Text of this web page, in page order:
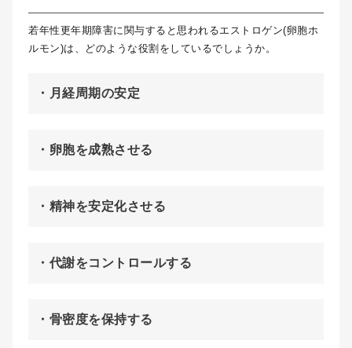
若年性更年期障害に関与すると思われるエストロゲン(卵胞ホ
ルモン)は、どのような役割をしているでしょうか。
・月経周期の安定
・卵胞を成熟させる
・精神を安定化させる
・代謝をコントロールする
・骨密度を保持する